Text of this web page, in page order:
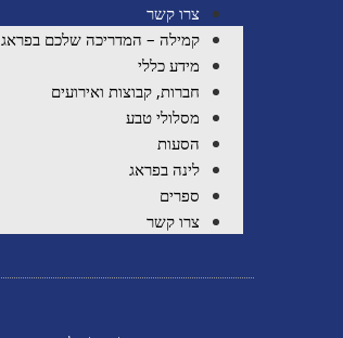
צרו קשר
קמילה – המדריכה שלכם בפראג
מידע כללי
חברות, קבוצות ואירועים
מסלולי טבע
הסעות
לינה בפראג
ספרים
צרו קשר